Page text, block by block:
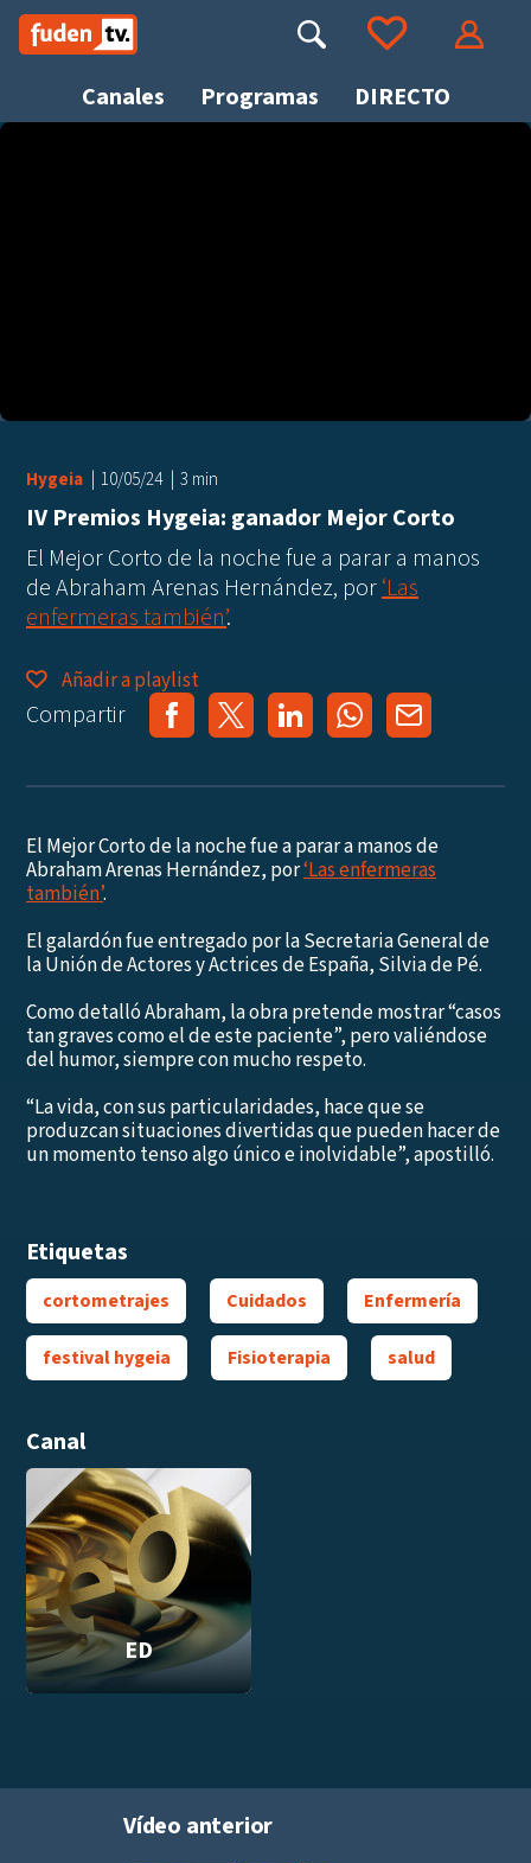
Saltar
contenido
Canales Programas DIRECTO
Buscar Ir a tus favoritos
Hygeia 10/05/24 3 min
IV Premios Hygeia: ganador Mejor Corto
El Mejor Corto de la noche fue a parar a manos
de Abraham Arenas Hernández, por‘Las
enfermeras también’.
Añadir a playlist
Compartir
El Mejor Corto de la noche fue a parar a manos de
Abraham Arenas Hernández, por‘Las enfermeras
también’.
El galardón fue entregado por la Secretaria General de
la Unión de Actores y Actrices de España, Silvia de Pé.
Como detalló Abraham, la obra pretende mostrar “casos
tan graves como el de este paciente”, pero valiéndose
del humor, siempre con mucho respeto.
“La vida, con sus particularidades, hace que se
produzcan situaciones divertidas que pueden hacer de
un momento tenso algo único e inolvidable”, apostilló.
Etiquetas
cortometrajes Cuidados Enfermería
festival hygeia Fisioterapia salud
Canal
ED
Vídeo anterior